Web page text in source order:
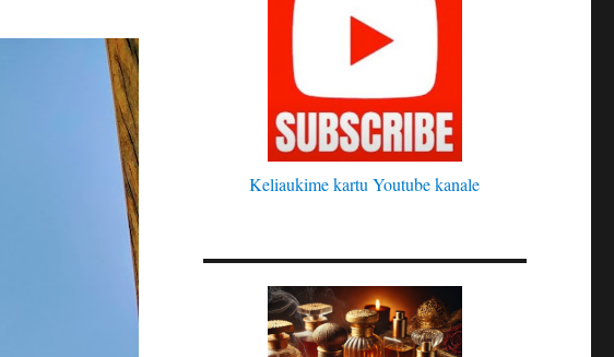
Keliaukime kartu Youtube kanale